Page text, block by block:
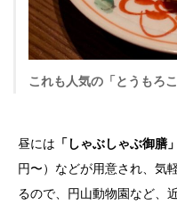
これも人気の「とうもろ
昼には 「しゃぶしゃぶ御膳」
円〜）などが用意され、気
るので、円山動物園など、